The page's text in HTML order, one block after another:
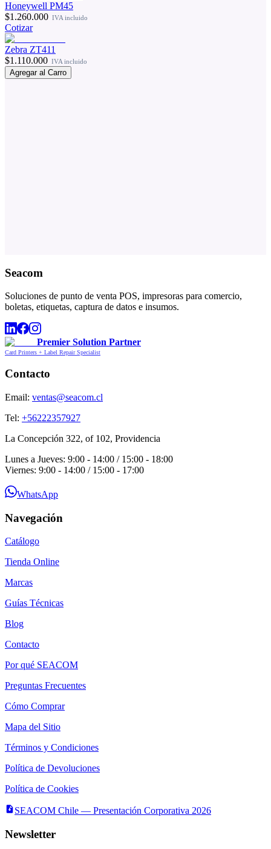
Honeywell PM45
$1.260.000 IVA incluido
Cotizar
Zebra ZT411
$1.110.000 IVA incluido
Agregar al Carro
Seacom
Soluciones de punto de venta POS, impresoras para comercio,
boletas, etiquetas, captura de datos e insumos.
Premier Solution Partner
Card Printers + Label Repair Specialist
Contacto
Email: ventas@seacom.cl
Tel: +56222357927
La Concepción 322, of 102, Providencia
Lunes a Jueves: 9:00 - 14:00 / 15:00 - 18:00
Viernes: 9:00 - 14:00 / 15:00 - 17:00
WhatsApp
Navegación
Catálogo
Tienda Online
Marcas
Guías Técnicas
Blog
Contacto
Por qué SEACOM
Preguntas Frecuentes
Cómo Comprar
Mapa del Sitio
Términos y Condiciones
Política de Devoluciones
Política de Cookies
SEACOM Chile — Presentación Corporativa 2026
Newsletter